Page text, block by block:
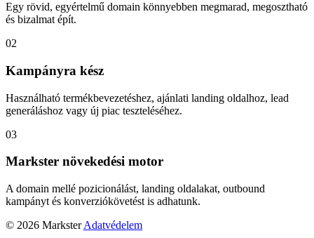
Egy rövid, egyértelmű domain könnyebben megmarad, megosztható
és bizalmat épít.
02
Kampányra kész
Használható termékbevezetéshez, ajánlati landing oldalhoz, lead
generáláshoz vagy új piac teszteléséhez.
03
Markster növekedési motor
A domain mellé pozicionálást, landing oldalakat, outbound
kampányt és konverziókövetést is adhatunk.
© 2026 Markster Adatvédelem